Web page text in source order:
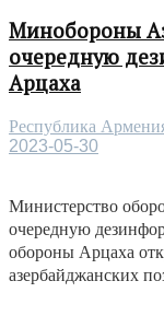
Минобороны
очередную
Арцаха
Республика
2023-05-30
Министерство
очередную
обороны Арцаха
азербайджанских